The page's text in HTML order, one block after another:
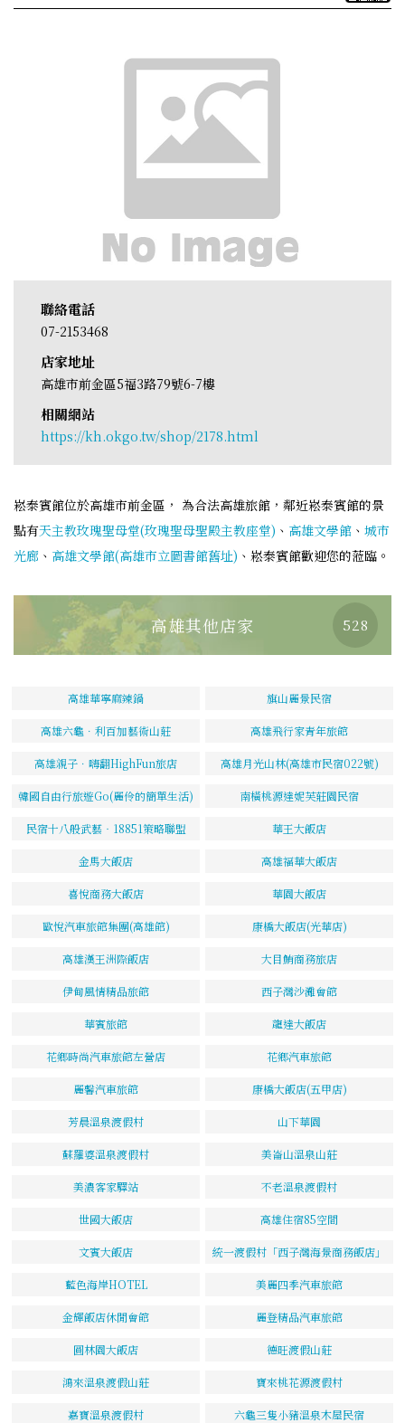
聯絡電話
07-2153468
店家地址
高雄市前金區5福3路79號6-7樓
相關網站
https://kh.okgo.tw/shop/2178.html
崧泰賓館位於高雄市前金區， 為合法高雄旅館，鄰近崧泰賓館的景
點有天主教玫瑰聖母堂(玫瑰聖母聖殿主教座堂) 、 高雄文學館 、 城市
光廊 、 高雄文學館(高雄市立圖書館舊址) 、崧泰賓館歡迎您的蒞臨。
高雄其他店家 528
高雄華寧麻辣鍋 旗山麗景民宿
高雄六龜．利百加藝術山莊 高雄飛行家青年旅館
高雄親子．嗨翻HighFun旅店 高雄月光山林(高雄市民宿022號)
韓國自由行旅遊Go(麗伶的簡單生活) 南橫桃源達妮芙莊園民宿
民宿十八般武藝‧18851策略聯盟 華王大飯店
金馬大飯店 高雄福華大飯店
喜悅商務大飯店 華園大飯店
歐悅汽車旅館集團(高雄館) 康橋大飯店(光華店)
高雄漢王洲際飯店 大目鮪商務旅店
伊甸風情精品旅館 西子灣沙灘會館
華賓旅館 龍達大飯店
花鄉時尚汽車旅館左營店 花鄉汽車旅館
麗馨汽車旅館 康橋大飯店(五甲店)
芳晨溫泉渡假村 山下華園
蘇羅婆溫泉渡假村 美崙山溫泉山莊
美濃客家驛站 不老溫泉渡假村
世國大飯店 高雄住宿85空間
文賓大飯店 統一渡假村「西子灣海景商務飯店」
藍色海岸HOTEL 美麗四季汽車旅館
金輝飯店休閒會館 麗登精品汽車旅館
圓林園大飯店 德旺渡假山莊
鴻來溫泉渡假山莊 寶來桃花源渡假村
嘉寶溫泉渡假村 六龜三隻小豬溫泉木屋民宿